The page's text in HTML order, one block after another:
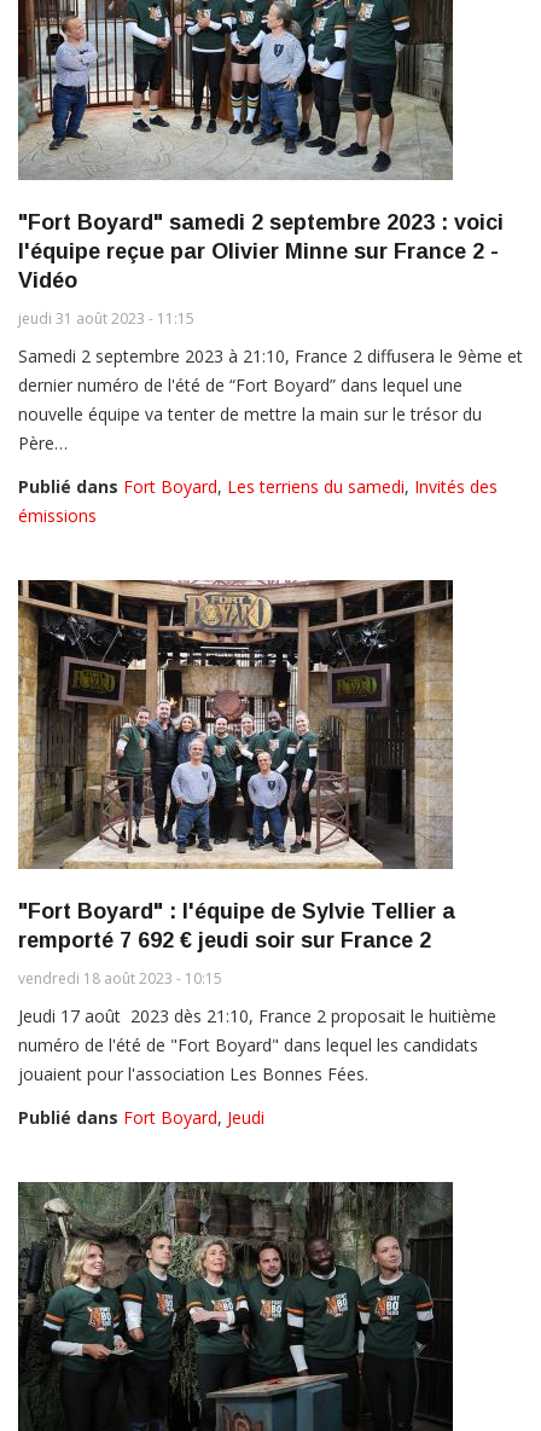
"Fort Boyard" samedi 2 septembre 2023 : voici
l'équipe reçue par Olivier Minne sur France 2 -
Vidéo
jeudi 31 août 2023 - 11:15
Samedi 2 septembre 2023 à 21:10, France 2 diffusera le 9ème et
dernier numéro de l'été de “Fort Boyard” dans lequel une
nouvelle équipe va tenter de mettre la main sur le trésor du
Père…
Publié dans Fort Boyard, Les terriens du samedi, Invités des
émissions
"Fort Boyard" : l'équipe de Sylvie Tellier a
remporté 7 692 € jeudi soir sur France 2
vendredi 18 août 2023 - 10:15
Jeudi 17 août 2023 dès 21:10, France 2 proposait le huitième
numéro de l'été de "Fort Boyard" dans lequel les candidats
jouaient pour l'association Les Bonnes Fées.
Publié dans Fort Boyard, Jeudi